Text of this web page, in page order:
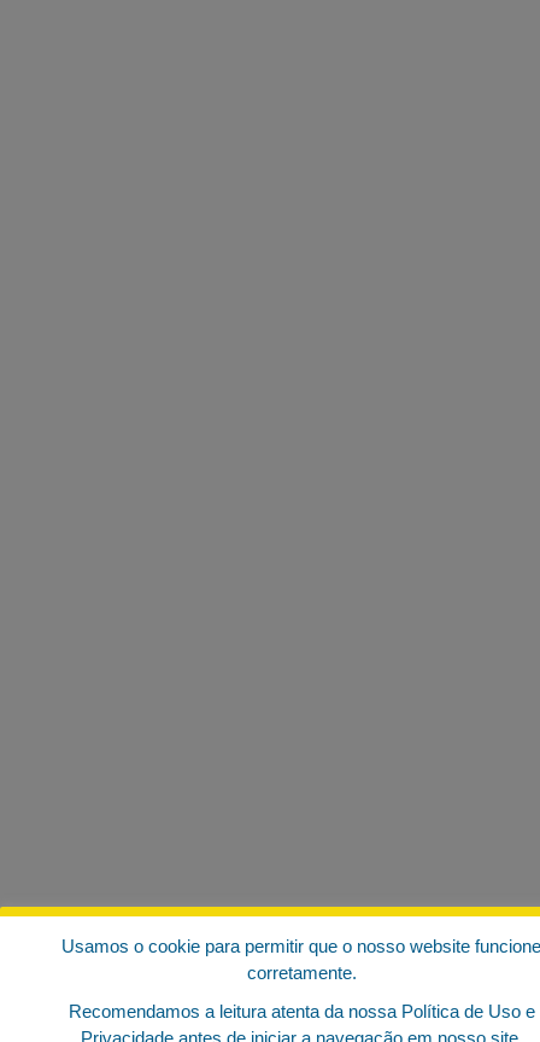
Usamos o cookie para permitir que o nosso website funcione
corretamente.
Recomendamos a leitura atenta da nossa Política de Uso e
Privacidade antes de iniciar a navegação em nosso site.